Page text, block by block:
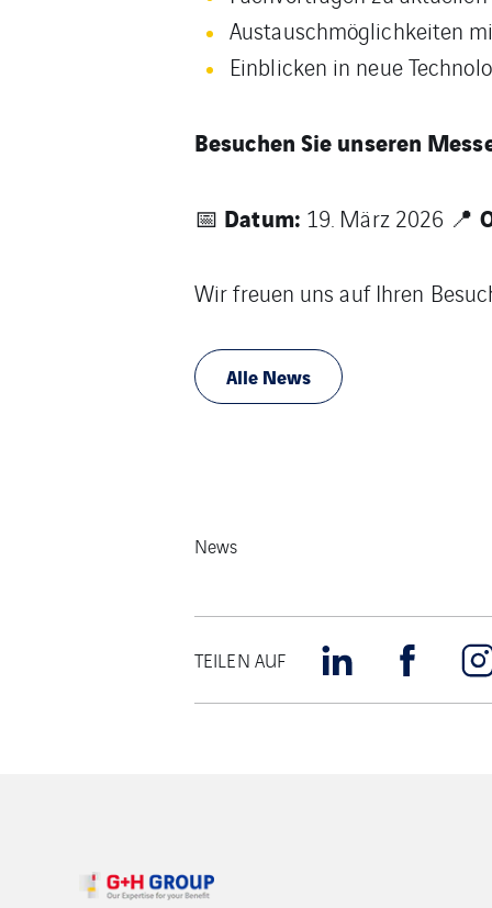
Austauschmöglichkeiten
Einblicken in neue
Besuchen Sie unseren
📅 Datum: 19. März 2026 📍
Wir freuen uns auf Ihren
Alle News
News
TEILEN AUF